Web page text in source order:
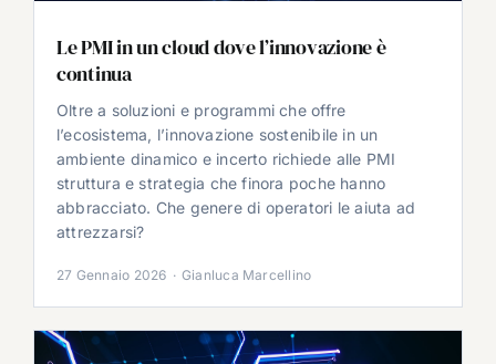
Le PMI in un cloud dove l’innovazione è
continua
Oltre a soluzioni e programmi che offre
l’ecosistema, l’innovazione sostenibile in un
ambiente dinamico e incerto richiede alle PMI
struttura e strategia che finora poche hanno
abbracciato. Che genere di operatori le aiuta ad
attrezzarsi?
27 Gennaio 2026 · Gianluca Marcellino